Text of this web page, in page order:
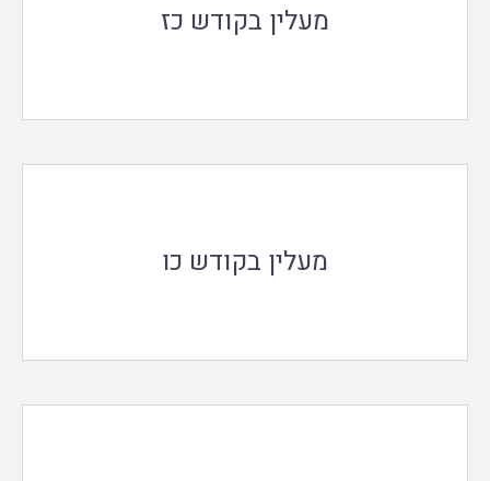
מעלין בקודש כז
מעלין בקודש כו